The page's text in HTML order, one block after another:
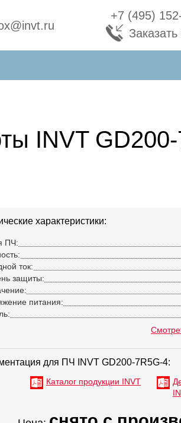
+7 (495)
INVT
характеристики:
ПЧ:
ток:
защиты:
питания:
для ПЧ INVT GD200-7R5G-4:
Каталог продукции INVT